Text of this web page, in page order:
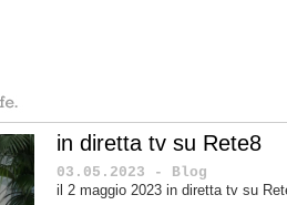
in diretta tv su Rete8
03.05.2023 - Blog
il 2 maggio 2023 in diretta tv su